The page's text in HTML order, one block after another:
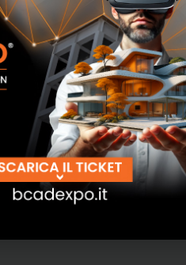
degli spazi e
Line Breda offrono
in un’affascinante
naturale, i portoni
scomparendo lungo il
di una pratica